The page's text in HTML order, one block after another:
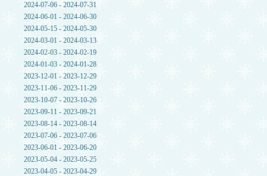
2024-07-06 - 2024-07-31
2024-06-01 - 2024-06-30
2024-05-15 - 2024-05-30
2024-03-01 - 2024-03-13
2024-02-03 - 2024-02-19
2024-01-03 - 2024-01-28
2023-12-01 - 2023-12-29
2023-11-06 - 2023-11-29
2023-10-07 - 2023-10-26
2023-09-11 - 2023-09-21
2023-08-14 - 2023-08-14
2023-07-06 - 2023-07-06
2023-06-01 - 2023-06-20
2023-05-04 - 2023-05-25
2023-04-05 - 2023-04-29